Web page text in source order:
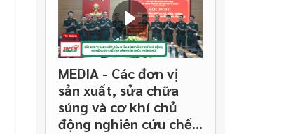
MEDIA - Các đơn vị
sản xuất, sửa chữa
súng và cơ khí chủ
động nghiên cứu chế